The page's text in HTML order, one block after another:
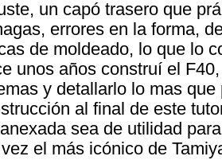
un capó trasero que
errores en la forma,
de moldeado, lo que lo
unos años construí el
y detallarlo lo mas
al final de este
sea de utilidad
el más icónico de